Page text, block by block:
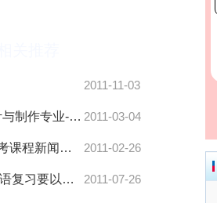
2011-11-03
深圳08年10月开考动漫设计与制作专业-自考 2011-03-04
辽宁2011年4月自考全国统考课程新闻评论写作试卷结构调整通知-自 2011-02-26
华中农业大学自考：成考英语复习要以大纲为中心 2011-07-26